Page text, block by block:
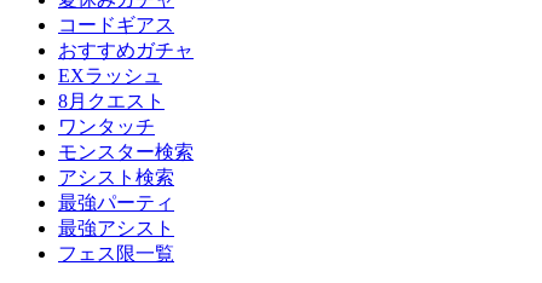
コードギアス
おすすめガチャ
EXラッシュ
8月クエスト
ワンタッチ
モンスター検索
アシスト検索
最強パーティ
最強アシスト
フェス限一覧